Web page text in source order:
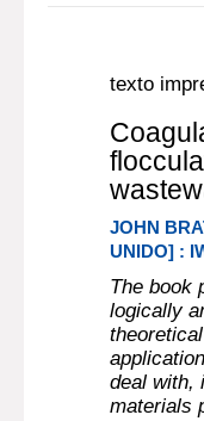
Uruguay
texto
JOHN
UNIDO] :